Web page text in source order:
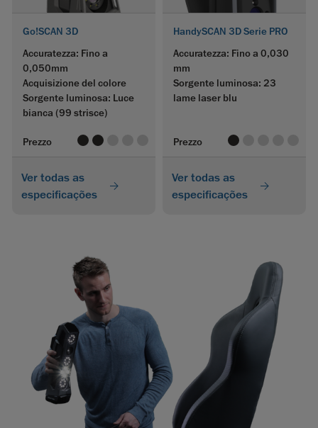
Go!SCAN 3D
Accuratezza: Fino a
0,050mm
Acquisizione del colore
Sorgente luminosa: Luce
bianca (99 strisce)
Prezzo valuevalue
Ver todas as
especificações
HandySCAN 3D Serie PRO
Accuratezza: Fino a 0,030
mm
Sorgente luminosa: 23
lame laser blu
Prezzo value
Ver todas as
especificações